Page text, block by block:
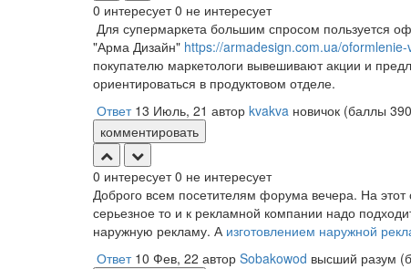
0 интересует 0 не интересует
Для супермаркета большим спросом пользуется
"Арма Дизайн" https://armadesign.com.ua/
покупателю маркетологи вывешивают акции и
ориентироваться в продуктовом отделе.
Ответ 13 Июль, 21 автор kvakva новичок (баллы 390
комментировать
0 интересует 0 не интересует
Доброго всем посетителям форума вечера. На этот
серьезное то и к рекламной компании надо
наружную рекламу. А изготовлением наружной
Ответ 10 Фев, 22 автор Sobakowod высший разум